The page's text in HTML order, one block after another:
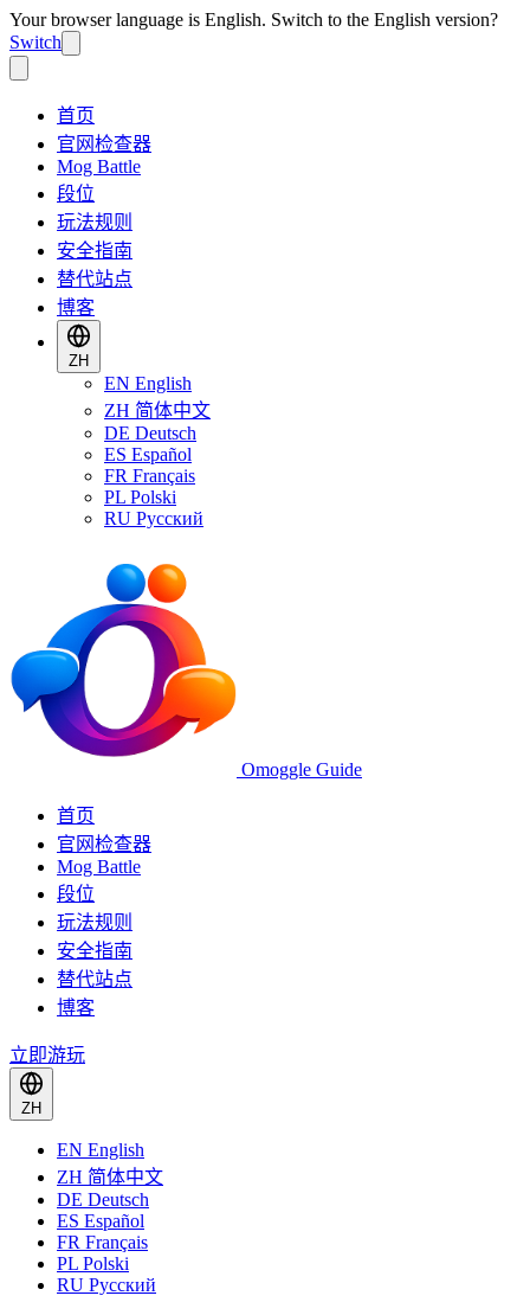
Your browser language is English. Switch to the English version?
Switch
首页
官网检查器
Mog Battle
段位
玩法规则
安全指南
替代站点
博客
ZH
EN English
ZH 简体中文
DE Deutsch
ES Español
FR Français
PL Polski
RU Русский
Omoggle Guide
首页
官网检查器
Mog Battle
段位
玩法规则
安全指南
替代站点
博客
立即游玩
ZH
EN English
ZH 简体中文
DE Deutsch
ES Español
FR Français
PL Polski
RU Русский